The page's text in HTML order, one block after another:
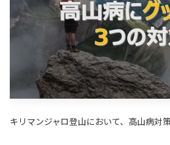
キリマンジャロ登山において、高山病対